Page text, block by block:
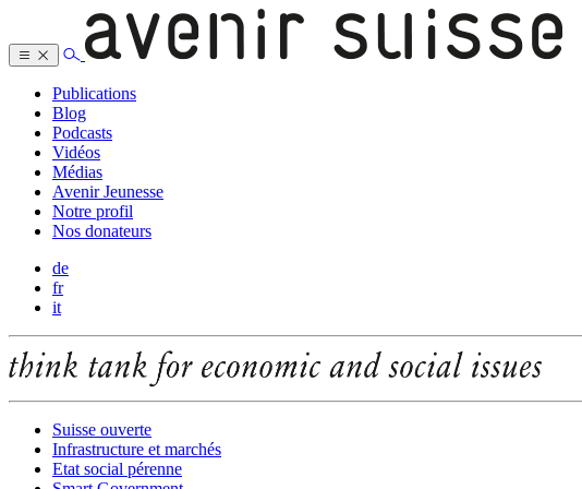
Publications
Blog
Podcasts
Vidéos
Médias
Avenir Jeunesse
Notre profil
Nos donateurs
de
fr
it
Suisse ouverte
Infrastructure et marchés
Etat social pérenne